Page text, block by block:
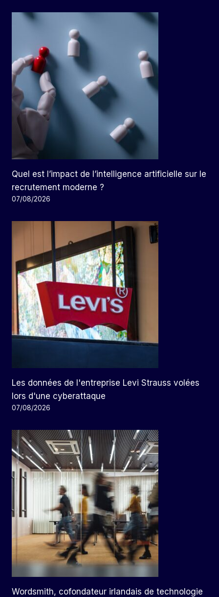
Quel est l’impact de l’intelligence artificielle sur le
recrutement moderne ?
07/08/2026
Les données de l'entreprise Levi Strauss volées
lors d'une cyberattaque
07/08/2026
Wordsmith, cofondateur irlandais de technologie